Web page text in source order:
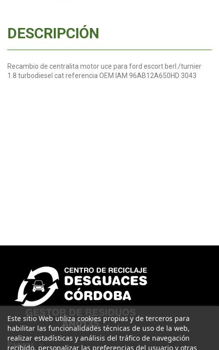
DESCRIPCIÓN
Recambio de centralita motor uce para ford escort berl./turnier
1.8 turbodiesel cat referencia OEM IAM 96AB12A650HD 3043
Páginas
Este sitio Web utiliza cookies propias y de terceros para
habilitar las funcionalidades técnicas de uso de la web,
realizar estadísticas y análisis del tráfico de navegación
recibido, personalizar las preferencias del usuario y otras